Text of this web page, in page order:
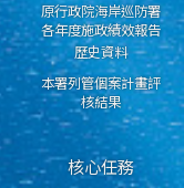
原行政院海岸巡防署
各年度施政績效報告
歷史資料
本署列管個案計畫評
核結果
核心任務